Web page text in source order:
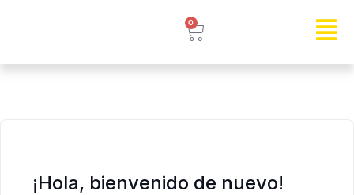
0
¡Hola, bienvenido de nuevo!